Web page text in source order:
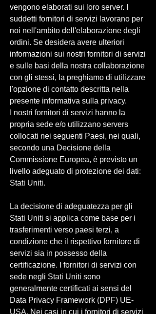
vengono elaborati sui loro server. I
suddetti fornitori di servizi lavorano per
noi nell'ambito dell'elaborazione degli
ordini. Se desidera avere ulteriori
informazioni sui nostri fornitori di servizi
e sulle basi della nostra collaborazione
con gli stessi, la preghiamo di utilizzare
l'opzione di contatto descritta nella
presente informativa sulla privacy.
I nostri fornitori di servizi hanno la
propria sede e/o utilizzano servers
collocati nei seguenti Paesi, nei quali,
secondo una Decisione della
Commissione Europea, è previsto un
livello adeguato di protezione dei dati:
Stati Uniti.
La decisione di adeguatezza per gli
Stati Uniti si applica come base per i
trasferimenti verso paesi terzi, a
condizione che il rispettivo fornitore di
servizi sia in possesso della
certificazione. I fornitori di servizi con
sede negli Stati Uniti sono
generalmente certificati ai sensi del
Data Privacy Framework (DPF) UE-
USA. Nei casi in cui i fornitori di servizi